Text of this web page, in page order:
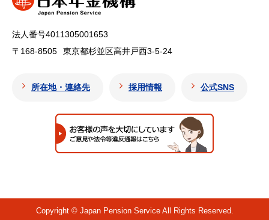
法人番号4011305001653
〒168-8505
東京都杉並区高井戸西3-5-24
所在地・連絡先 採用情報 公式SNS
Copyright © Japan Pension Service All Rights Reserved.